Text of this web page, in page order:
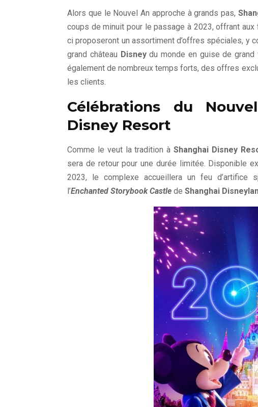
Alors que le Nouvel An approche à grands pas,
coups de minuit pour le passage à 2023, offrant
ci proposeront un assortiment d’offres spéciales, y
grand château Disneydu monde en guise de
également de nombreux temps forts, des offres
les clients.
Célébrations du
Disney Resort
Comme le veut la tradition à Shanghai Disney
sera de retour pour une durée limitée. Disponible
2023, le complexe accueillera un feu d’artifice
l’Enchanted Storybook Castle de Shanghai